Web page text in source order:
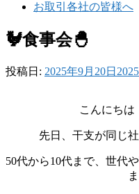
お取引各社の皆様へ
🐓食事会🐣
投稿日: 2025年9月20日
こんにちは
先日、干支が同じ
50代から10代まで、世代